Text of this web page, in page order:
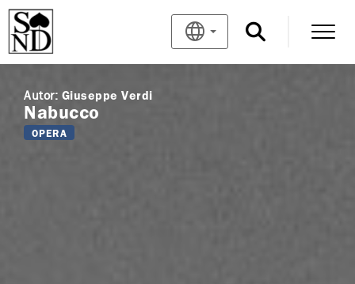
Autor: Giuseppe Verdi
Nabucco
OPERA